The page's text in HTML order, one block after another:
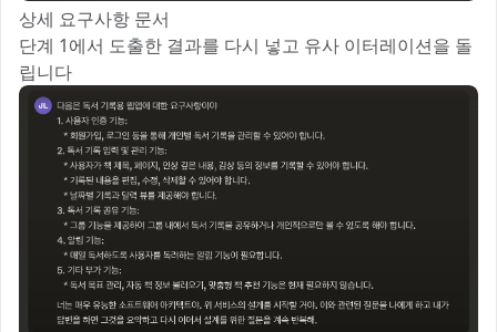
상세 요구사항 문서
단계 1에서 도출한 결과를 다시 넣고 유사 이터레이션을 돌
립니다